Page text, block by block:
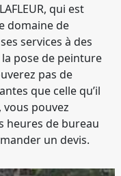
qui est
domaine de
services à des
pose de peinture
pas de
que celle qu’il
vous pouvez
heures de bureau
un devis.